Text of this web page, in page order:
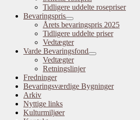
Tidligere uddelte rosepriser
Bevaringspris
Årets bevaringspris 2025
Tidligere uddelte priser
Vedtægter
Varde Bevaringsfond
Vedtægter
Retningslinjer
Fredninger
Bevaringsværdige Bygninger
Arkiv
Nyttige links
Kulturmiljøer